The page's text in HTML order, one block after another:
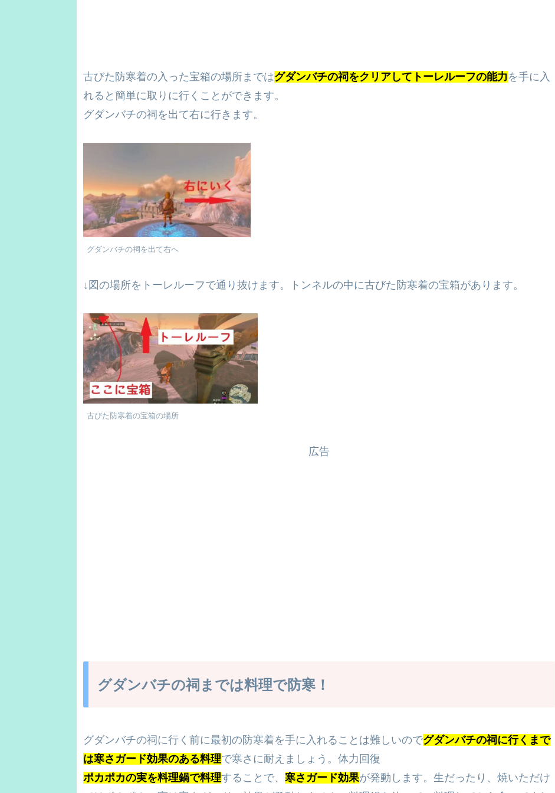
古びた防寒着の入った宝箱の場所まではグダンバチの祠をクリアしてトーレルーフの能力 を手に入
れると簡単に取りに行くことができます。
グダンバチの祠を出て右に行きます。
グダンバチの祠を出て右へ
↓図の場所をトーレルーフで通り抜けます。トンネルの中に古びた防寒着の宝箱があります。
古びた防寒着の宝箱の場所
広告
グダンバチの祠までは料理で防寒！
グダンバチの祠に行く前に最初の防寒着を手に入れることは難しいのでグダンバチの祠に行くまで
は寒さガード効果のある料理で寒さに耐えましょう。体力回復
ポカポカの実を料理鍋で料理することで、 寒さガード効果が発動します。生だったり、焼いただけ